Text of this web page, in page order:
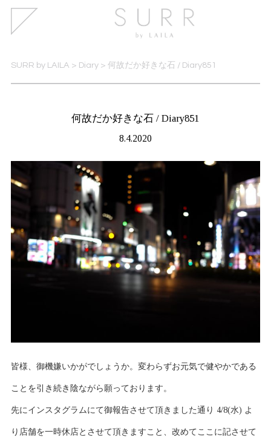
SURR by LAILA > Diary> 何故だか好きな石 / Diary851
何故だか好きな石 / Diary851
8.4.2020
皆様、御機嫌いかがでしょうか。変わらずお元気で健やかである
ことを引き続き陰ながら願っております。
先にインスタグラムにて御報告させて頂きました通り 4/8(水) よ
り店舗を一時休店とさせて頂きますこと、改めてここに記させて